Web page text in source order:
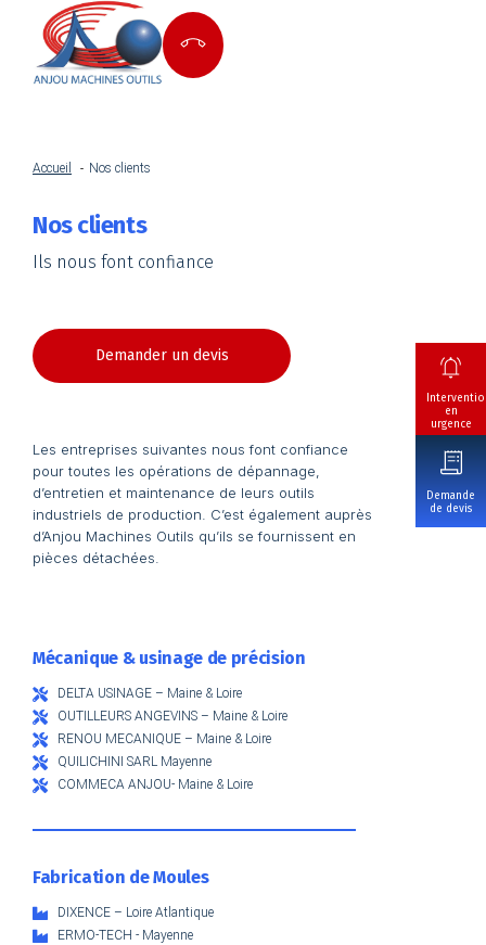
en
urgence
Demande
de devis
Accueil Nos clients
Nos clients
Ils nous font confiance
Demander un devis
Les entreprises suivantes nous font confiance
pour toutes les opérations de dépannage,
d’entretien et maintenance de leurs outils
industriels de production. C’est également auprès
d’Anjou Machines Outils qu’ils se fournissent en
pièces détachées.
Mécanique & usinage de précision
DELTA USINAGE – Maine & Loire
OUTILLEURS ANGEVINS – Maine & Loire
RENOU MECANIQUE – Maine & Loire
QUILICHINI SARL Mayenne
COMMECA ANJOU- Maine & Loire
Fabrication de Moules
DIXENCE – Loire Atlantique
ERMO-TECH - Mayenne